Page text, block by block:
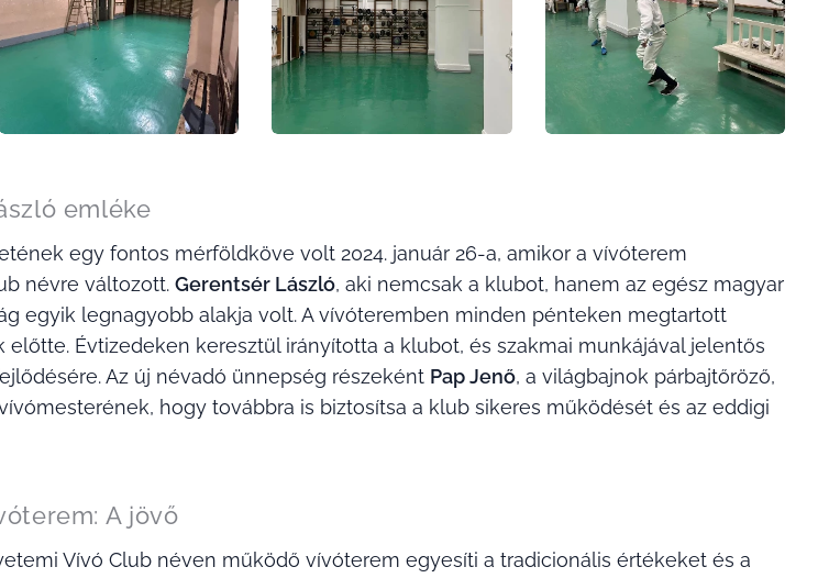
emléke
egy fontos mérföldköve volt 2024. január 26-a, amikor a vívóterem
névre változott. Gerentsér László, aki nemcsak a klubot, hanem az egész magyar
egyik legnagyobb alakja volt. A vívóteremben minden pénteken megtartott
előtte. Évtizedeken keresztül irányította a klubot, és szakmai munkájával jelentős
Az új névadó ünnepség részeként Pap Jenő, a világbajnok párbajtőröző,
hogy továbbra is biztosítsa a klub sikeres működését és az eddigi
A jövő
Vívó Club néven működő vívóterem egyesíti a tradicionális értékeket és a